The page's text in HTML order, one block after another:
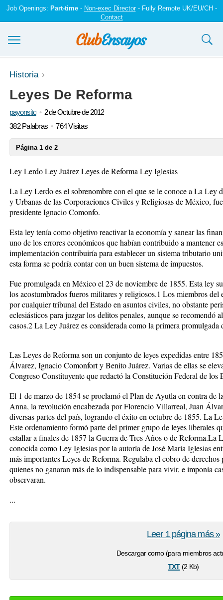
Job Openings: Part-time- Non-exec Director- Fully Remote UK/EU/CH -
Contact
Ensayos y trabajos
Registrarse
Iniciar sesión
Historia
Leyes De Reforma
payonsito
2 de Octubre de 2012
382 Palabras
764 Visitas
Página 1 de 2
Ley Lerdo Ley Juárez Leyes de Reforma Ley Iglesias
La Ley Lerdo es el sobrenombre con el que se le conoce a La Ley
y Urbanas de las Corporaciones Civiles y Religiosas de México,
presidente Ignacio Comonfo.
Esta ley tenía como objetivo reactivar la economía y sanear las
uno de los errores económicos que habían contribuido a mantener
implementación contribuiría para establecer un sistema tributario
esta forma se podría contar con un buen sistema de impuestos.
Fue promulgada en México el 23 de noviembre de 1855. Esta ley
los acostumbrados fueros militares y religiosos.1 Los miembros
por cualquier tribunal del Estado en asuntos civiles, no obstante
eclesiásticos para juzgar los delitos penales, aunque se recomendó
casos.2 La Ley Juárez es considerada como la primera promulgada
Las Leyes de Reforma son un conjunto de leyes expedidas entre
Álvarez, Ignacio Comonfort y Benito Juárez. Varias de ellas se
Congreso Constituyente que redactó la Constitución Federal de los
El 1 de marzo de 1854 se proclamó el Plan de Ayutla en contra de
Anna, la revolución encabezada por Florencio Villarreal, Juan
diversas partes del país, logrando el éxito en octubre de 1855. La
Este ordenamiento formó parte del primer grupo de leyes liberales
estallar a finales de 1857 la Guerra de Tres Años o de Reforma.La
conocida como Ley Iglesias por la autoría de José María Iglesias
más importantes Leyes de Reforma. Regulaba el cobro de
quienes no ganaran más de lo indispensable para vivir, e imponía
observaran.
...
Descargar como (para miembros
txt(2 Kb)
Leer 1 página más »